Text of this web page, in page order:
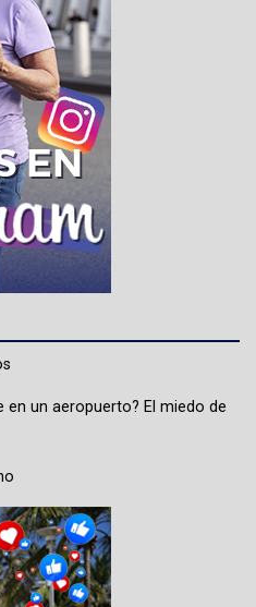
en un aeropuerto? El miedo de